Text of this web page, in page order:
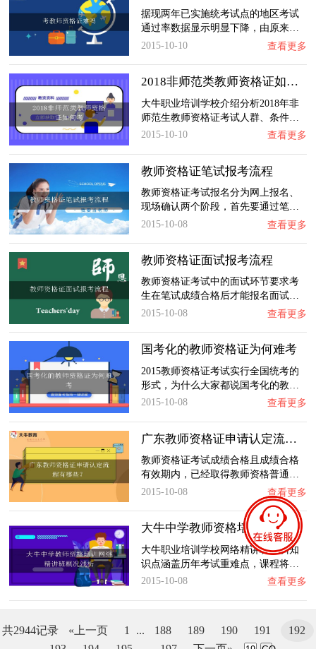
据现两年已实施统考试点的地区考试
通过率数据显示明显下降，由原来…
2015-10-10
查看更多
2018非师范类教师资格证如何考
大牛职业培训学校介绍分析2018年非
师范生教师资格证考试人群、条件…
2015-10-10
查看更多
教师资格证笔试报考流程
教师资格证考试报名分为网上报名、
现场确认两个阶段，首先要通过笔…
2015-10-08
查看更多
教师资格证面试报考流程
教师资格证考试中的面试环节要求考
生在笔试成绩合格后才能报名面试…
2015-10-08
查看更多
国考化的教师资格证为何难考
2015教师资格证考试实行全国统考的
形式，为什么大家都说国考化的教…
2015-10-08
查看更多
广东教师资格证申请认定流程有哪些？
教师资格证考试成绩合格且成绩合格
有效期内，已经取得教师资格普通…
2015-10-08
查看更多
大牛职业培训学校网络精讲班培训知
识点涵盖历年考试重难点，课程将…
2015-10-08
查看更多
共2944记录 «上一页 1 ... 188 189 190 191
192